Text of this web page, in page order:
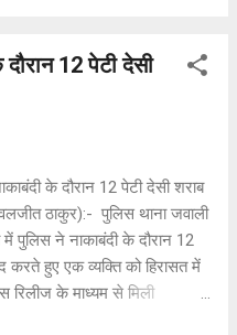
प्रतिबंधित सामग्री आशिक
के घर, दुकान और गोशाला से
उल्लेखनीय है कि स्वास्थ्य
में हरियाणा, पंजाब, गुजरात और
और आपूर्तिकर्ताओं को
जिले में नशीली दवाओं की बिक्री से
थी। कंपनियों से प्राप्त जानकारी
12 पेटी देसी
के दौरान 12 पेटी देसी शराब
ठाकुर):- पुलिस थाना जवाली
पुलिस ने नाकाबंदी के दौरान 12
करते हुए एक व्यक्ति को हिरासत में
रिलीज के माध्यम से मिली